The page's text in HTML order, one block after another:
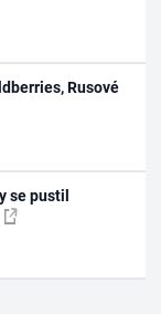
Rusové
se pustil